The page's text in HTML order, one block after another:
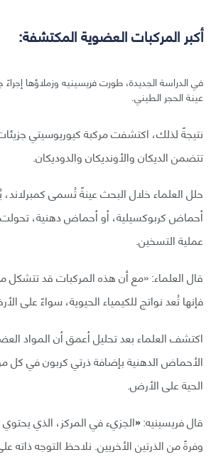
أكبر المركبات العضوية المكتشفة:
في الدراسة الجديدة، طورت فريسينيه وزملاؤها إجراءً
عينة الحجر الطيني.
نتيجةً لذلك، اكتشفت مركبة كيوريوسيتي
تتضمن الديكان والأونديكان والدوديكان.
حلل العلماء خلال البحث عينةً تُسمى
أحماض كربوكسيلية، أو أحماض دهنية، تحولت
عملية التسخين.
قال العلماء: «مع أن هذه المركبات قد تتشكل
فإنها تُعد نواتج للكيمياء الحيوية، سواءً على
اكتشف العلماء بعد تحليل أعمق أن المواد
الأحماض الدهنية بإضافة ذرتي كربون في كل
الحية على الأرض.
قال فريسينيه:«
وفرةً من الذرتين الأخريين. نلاحظ التوجه ذاته